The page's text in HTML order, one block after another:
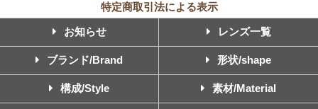
特定商取引法による表示
お知らせ レンズ一覧
ブランド/Brand 形状/shape
構成/Style 素材/Material